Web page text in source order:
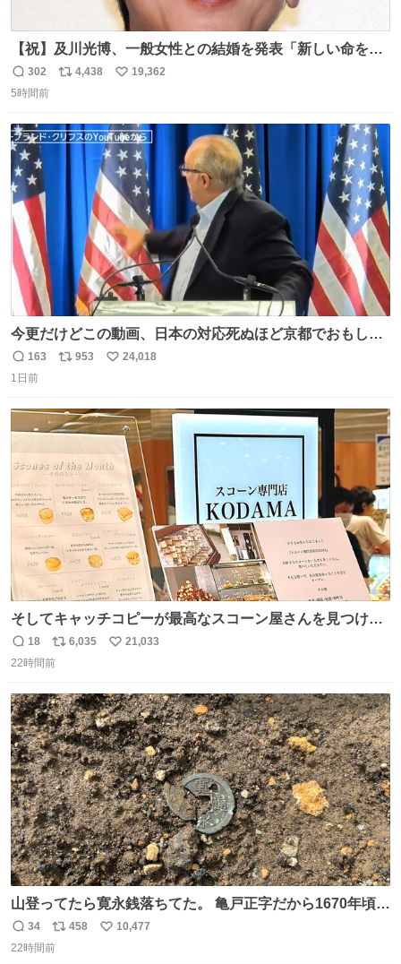
【祝】及川光博、一般女性との結婚を発表「新しい命を授
かっております」 news.livedoor.com/lite/article_d…
「私、及川光博はこの度、交際しておりました方と入籍い
も変わらず俳優として、ミッチーとして、努力し精進して
参ります」とつづった。
返
信
302
リ
ト
4,438
い
数
19,362
5時間前
今更だけどこの動画、日本の対応死ぬほど京都でおもしろ
い。 なんなら敬語で丁寧に煽りまくってるの好き。笑
返
信
163
リ
ト
数
953
い
数
24,018
1日前
そしてキャッチコピーが最高なスコーン屋さんを見つけて
しまったので思わず買い込んでしまった。スコーンなんて
パッサパサなほどええですからね。
返
信
18
リ
ポ
ト
数
6,035
い
数
21,033
22時間前
山登ってたら寛永銭落ちてた。 亀戸正字だから1670年頃に
鋳造されたもの。
返
信
34
リ
ポ
458
い
10,477
22時間前